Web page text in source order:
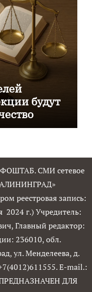
будут
СМИ сетевое
реестровая запись:
г.) Учредитель:
Главный редактор:
236010, обл.
ул. Менделеева, д.
E-mail.:
ДЛЯ